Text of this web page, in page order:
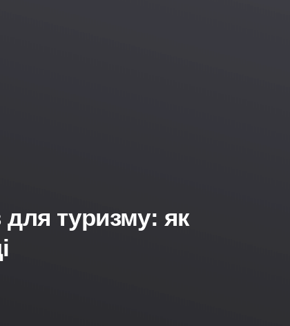
для туризму: як